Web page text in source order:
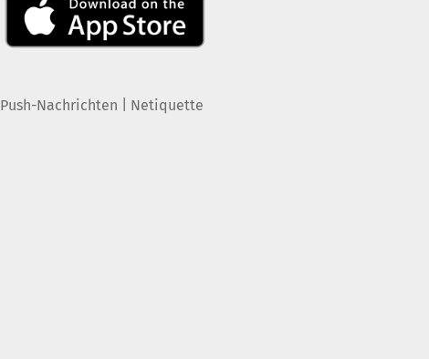
Push-Nachrichten Netiquette